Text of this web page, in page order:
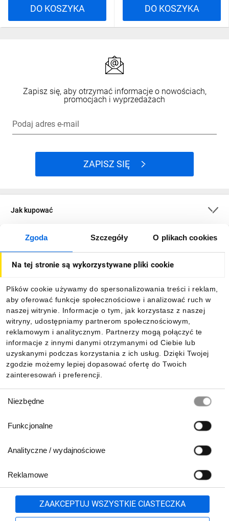
Zgoda Szczegóły O plikach cookies
Na tej stronie są wykorzystywane pliki cookie
Plików cookie używamy do spersonalizowania treści i reklam,
aby oferować funkcje społecznościowe i analizować ruch w
naszej witrynie. Informacje o tym, jak korzystasz z naszej
witryny, udostępniamy partnerom społecznościowym,
reklamowym i analitycznym. Partnerzy mogą połączyć te
informacje z innymi danymi otrzymanymi od Ciebie lub
uzyskanymi podczas korzystania z ich usług. Dzięki Twojej
zgodzie możemy lepiej dopasować ofertę do Twoich
zainteresowań i preferencji.
zgody
Niezbędne
Funkcjonalne
Analityczne / wydajnościowe
Reklamowe
ZAAKCEPTUJ WSZYSTKIE CIASTECZKA
DO KOSZYKA DO KOSZYKA
Zapisz się, aby otrzymać informacje o nowościach,
promocjach i wyprzedażach
Podaj adres e-mail
ZAPISZ SIĘ
Jak kupować
O firmie
Informacje
Pobierz naszą aplikację mobilną:
801 500 700 lub
71 37 61 600